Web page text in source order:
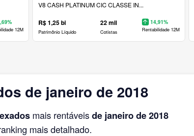
12M
V8 CASH PLATINUM CIC CLASSE IN...
R$ 1,25 bi
Patrimônio Líquido
22 mil
Cotistas
14,91%
Rentabilidade 12M
de janeiro de 2018
mais rentáveisde janeirode 2018
mais detalhado.